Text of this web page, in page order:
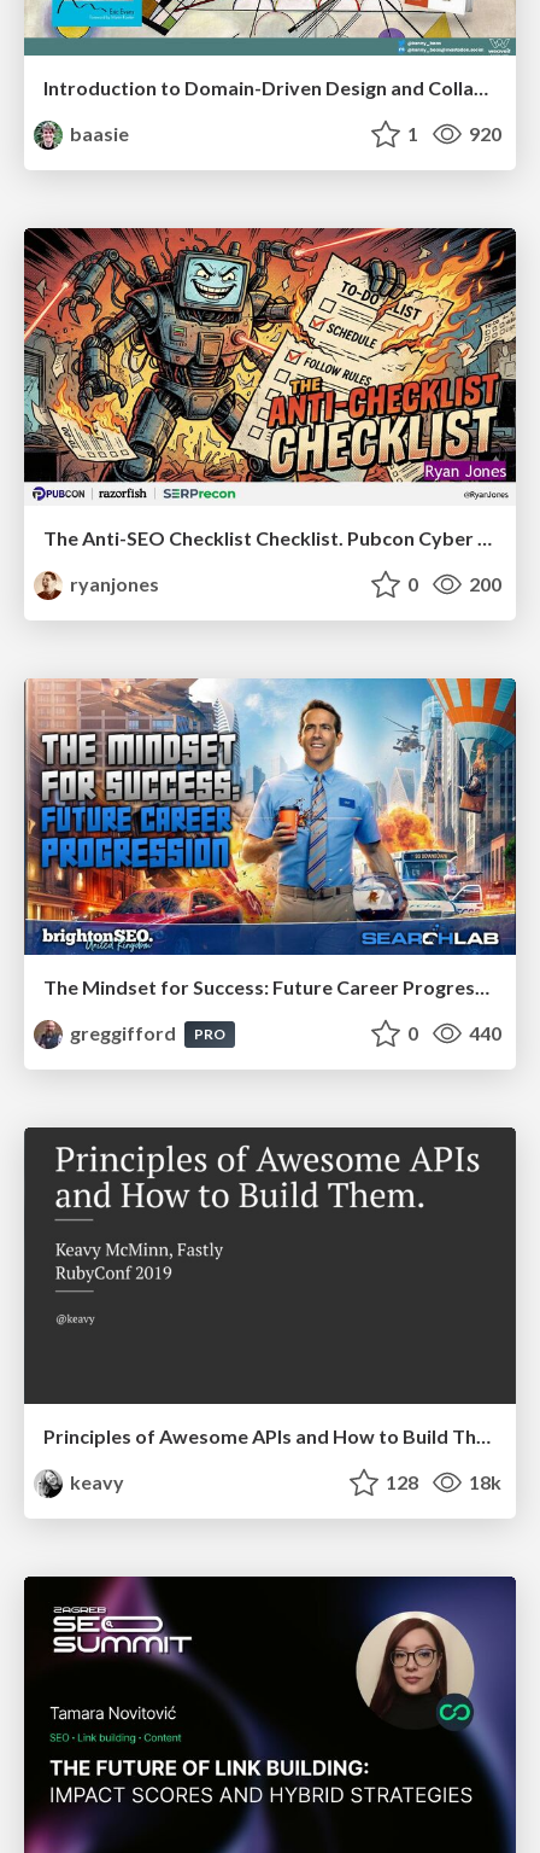
Introduction to Domain-Driven Design and Collaborative software design
baasie
1 920
ryanjones
0 200
The Mindset for Success: Future Career Progression
greggifford
PRO 0 440
Principles of Awesome APIs and How to Build Them.
keavy
128 18k